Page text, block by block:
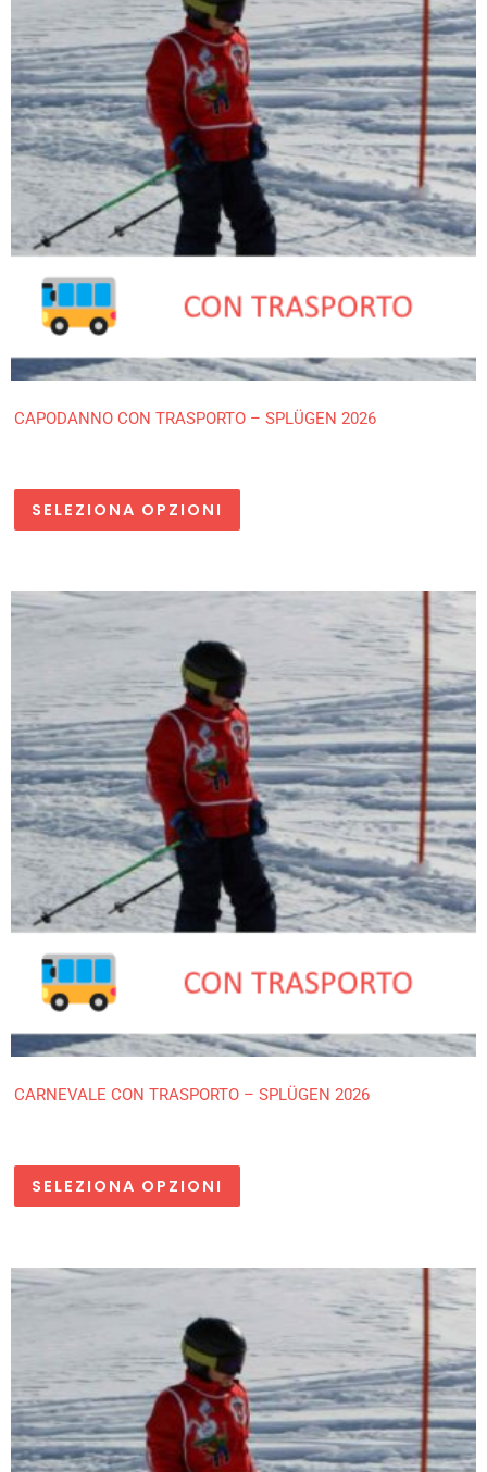
CAPODANNO CON TRASPORTO – SPLÜGEN 2026
SELEZIONA OPZIONI
CARNEVALE CON TRASPORTO – SPLÜGEN 2026
SELEZIONA OPZIONI